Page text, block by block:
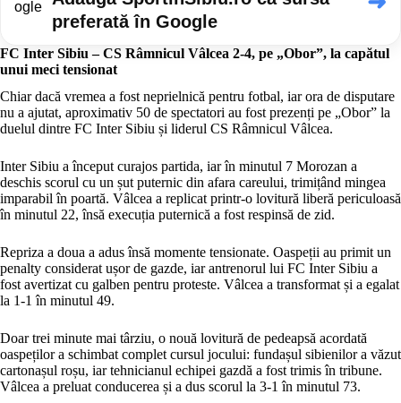
preferată în Google
FC Inter Sibiu – CS Râmnicul Vâlcea 2-4, pe „Obor”, la capătul
unui meci tensionat
Chiar dacă vremea a fost neprielnică pentru fotbal, iar ora de disputare
nu a ajutat, aproximativ 50 de spectatori au fost prezenți pe „Obor” la
duelul dintre FC Inter Sibiu și liderul CS Râmnicul Vâlcea.
Inter Sibiu a început curajos partida, iar în minutul 7 Morozan a
deschis scorul cu un șut puternic din afara careului, trimițând mingea
imparabil în poartă. Vâlcea a replicat printr-o lovitură liberă periculoasă
în minutul 22, însă execuția puternică a fost respinsă de zid.
Repriza a doua a adus însă momente tensionate. Oaspeții au primit un
penalty considerat ușor de gazde, iar antrenorul lui FC Inter Sibiu a
fost avertizat cu galben pentru proteste. Vâlcea a transformat și a egalat
la 1-1 în minutul 49.
Doar trei minute mai târziu, o nouă lovitură de pedeapsă acordată
oaspeților a schimbat complet cursul jocului: fundașul sibienilor a văzut
cartonașul roșu, iar tehnicianul echipei gazdă a fost trimis în tribune.
Vâlcea a preluat conducerea și a dus scorul la 3-1 în minutul 73.